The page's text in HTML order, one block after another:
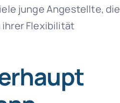
junge Angestellte, die
ihrer Flexibilität